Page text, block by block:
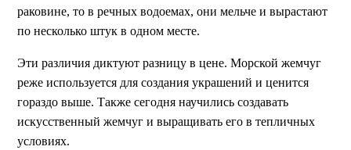
раковине, то в речных водоемах, они мельче и вырастают
по несколько штук в одном месте.
Эти различия диктуют разницу в цене. Морской жемчуг
реже используется для создания украшений и ценится
гораздо выше. Также сегодня научились создавать
искусственный жемчуг и выращивать его в тепличных
условиях.